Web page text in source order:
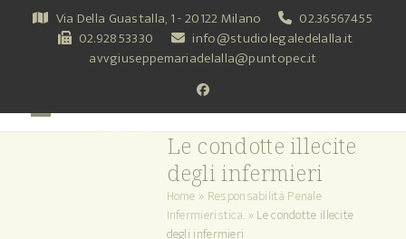
Via Della Guastalla, 1 - 20122 Milano
02.36567455
02.92853330
info@studiolegaledelalla.it
avvgiuseppemariadelalla@puntopec.it
Facebook
Le condotte illecite
degli infermieri
Home » Responsabilità Penale
Infermieristica. »Le condotte illecite
degli infermieri